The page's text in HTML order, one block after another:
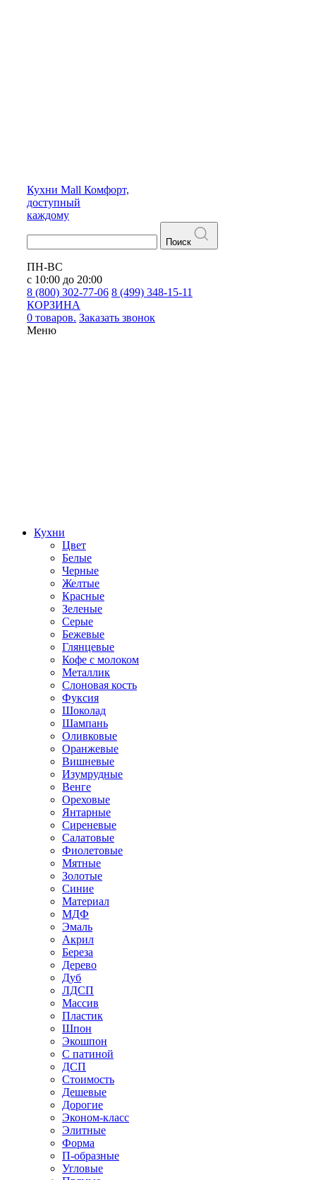
Кухни Mall Комфорт,
доступный
каждому
Поиск
ПН-ВС
с 10:00 до 20:00
8 (800) 302-77-06 8 (499) 348-15-11
КОРЗИНА
0 товаров. Заказать звонок
Меню
Кухни
Цвет
Белые
Черные
Желтые
Красные
Зеленые
Серые
Бежевые
Глянцевые
Кофе с молоком
Металлик
Слоновая кость
Фуксия
Шоколад
Шампань
Оливковые
Оранжевые
Вишневые
Изумрудные
Венге
Ореховые
Янтарные
Сиреневые
Салатовые
Фиолетовые
Мятные
Золотые
Синие
Материал
МДФ
Эмаль
Акрил
Береза
Дерево
Дуб
ЛДСП
Массив
Пластик
Шпон
Экошпон
С патиной
ДСП
Стоимость
Дешевые
Дорогие
Эконом-класс
Элитные
Форма
П-образные
Угловые